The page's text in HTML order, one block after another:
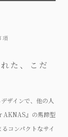
項
た、こだ
ザインで、他の人
AKNAS』の馬蹄型
コンパクトなサイ